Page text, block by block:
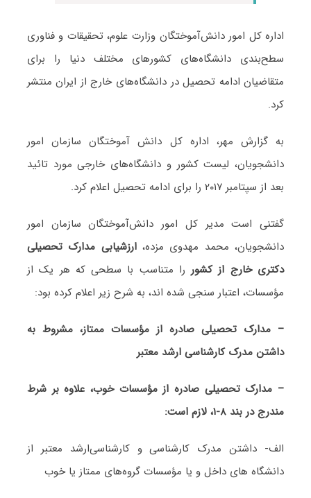
اداره کل امور دانش‌آموختگان وزارت علوم، تحقیقات و فناوری
سطح‌بندی دانشگاه‌های کشورهای مختلف دنیا را برای
متقاضیان ادامه تحصیل در دانشگاه‌های خارج از ایران منتشر
کرد.
به گزارش مهر، اداره کل دانش آموختگان سازمان امور
دانشجویان، لیست کشور و دانشگاه‌های خارجی مورد تائید
بعد از سپتامبر ۲۰۱۷ را برای ادامه تحصیل اعلام کرد.
گفتنی است مدیر کل امور دانش‌آموختگان سازمان امور
دانشجویان، محمد مهدوی مزده،ارزشیابی مدارک تحصیلی
دکتری خارج از کشور را متناسب با سطحی که هر یک از
مؤسسات، اعتبار سنجی شده اند، به شرح زیر اعلام کرده بود:
– مدارک تحصیلی صادره از مؤسسات ممتاز، مشروط به
داشتن مدرک کارشناسی ارشد معتبر
– مدارک تحصیلی صادره از مؤسسات خوب، علاوه بر شرط
مندرج در بند ۸-۱، لازم است:
الف- داشتن مدرک کارشناسی و کارشناسی‌ارشد معتبر از
دانشگاه های داخل و یا مؤسسات گروه‌های ممتاز یا خوب